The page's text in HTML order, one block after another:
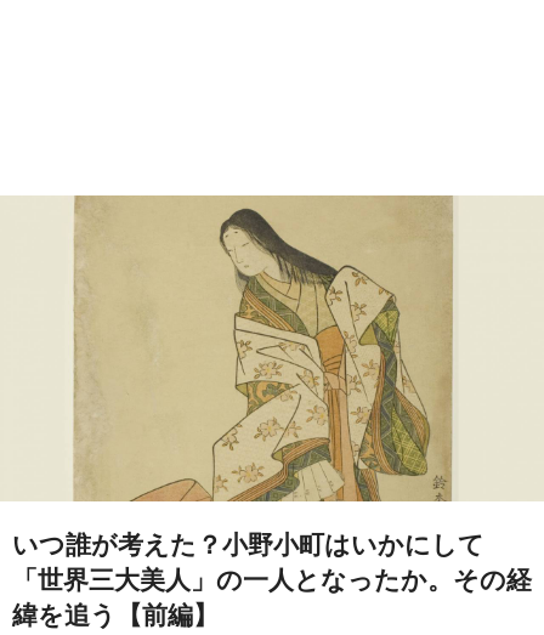
いつ誰が考えた？小野小町はいかにして
「世界三大美人」の一人となったか。その経
緯を追う【前編】